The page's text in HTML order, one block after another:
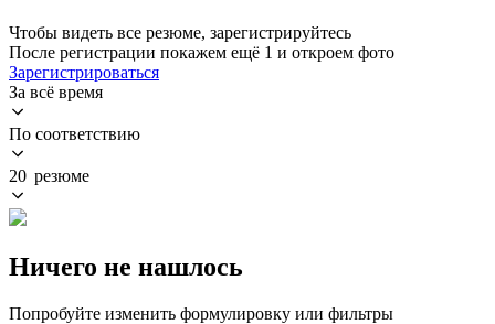
Чтобы видеть все резюме, зарегистрируйтесь
После регистрации покажем ещё 1 и откроем фото
Зарегистрироваться
За всё время
По соответствию
20 резюме
Ничего не нашлось
Попробуйте изменить формулировку или фильтры